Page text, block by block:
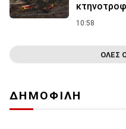
10:58
ΟΛΕΣ
ΔΗΜΟΦΙΛΗ